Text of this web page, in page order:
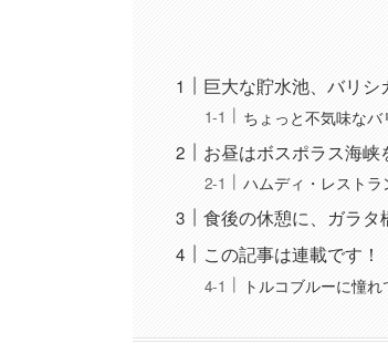
巨大な貯水池、バリシ
ちょっと不気味な
お昼はボスポラス海峡
ハムディ・レストラ
食後の休憩に、ガラタ
この記事は連載です！
トルコブルーに憧れ